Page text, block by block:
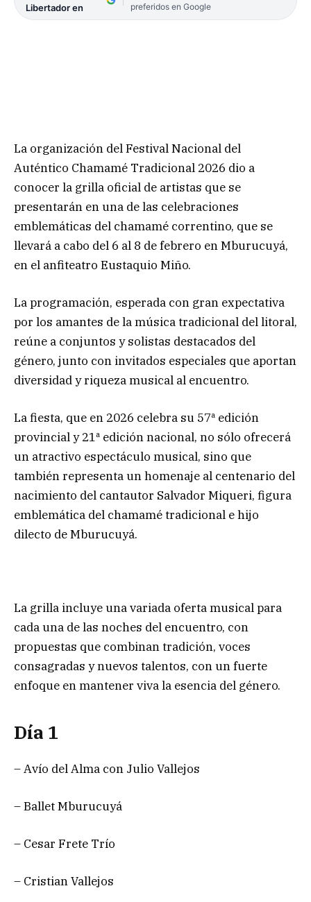
Libertador en
preferidos en Google
La organización del Festival Nacional del
Auténtico Chamamé Tradicional 2026 dio a
conocer la grilla oficial de artistas que se
presentarán en una de las celebraciones
emblemáticas del chamamé correntino, que se
llevará a cabo del 6 al 8 de febrero en Mburucuyá,
en el anfiteatro Eustaquio Miño.
La programación, esperada con gran expectativa
por los amantes de la música tradicional del litoral,
reúne a conjuntos y solistas destacados del
género, junto con invitados especiales que aportan
diversidad y riqueza musical al encuentro.
La fiesta, que en 2026 celebra su 57ª edición
provincial y 21ª edición nacional, no sólo ofrecerá
un atractivo espectáculo musical, sino que
también representa un homenaje al centenario del
nacimiento del cantautor Salvador Miqueri, figura
emblemática del chamamé tradicional e hijo
dilecto de Mburucuyá.
La grilla incluye una variada oferta musical para
cada una de las noches del encuentro, con
propuestas que combinan tradición, voces
consagradas y nuevos talentos, con un fuerte
enfoque en mantener viva la esencia del género.
Día 1
– Avío del Alma con Julio Vallejos
– Ballet Mburucuyá
– Cesar Frete Trío
– Cristian Vallejos